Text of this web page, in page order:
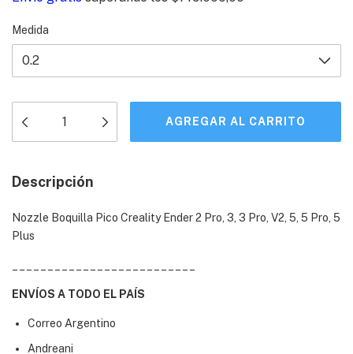
Medida
Descripción
Nozzle Boquilla Pico Creality Ender 2 Pro, 3, 3 Pro, V2, 5, 5 Pro, 5
Plus
ENVÍOS A TODO EL PAÍS
Correo Argentino
Andreani